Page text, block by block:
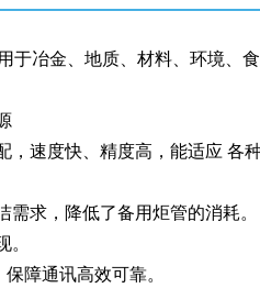
于冶金、地质、材料、环境、
速度快、精度高，能适应 各
求，降低了备用炬管的消耗。
。
障通讯高效可靠。